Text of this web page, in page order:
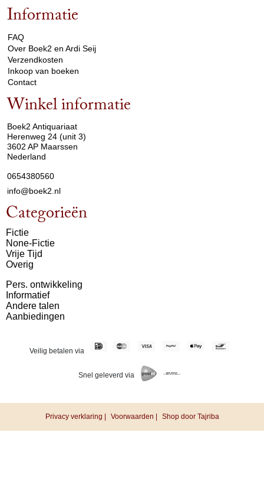
Informatie
FAQ
Over Boek2 en Ardi Seij
Verzendkosten
Inkoop van boeken
Contact
Winkel informatie
Boek2 Antiquariaat
Herenweg 24 (unit 3)
3602 AP Maarssen
Nederland
0654380560
info@boek2.nl
Categorieën
Fictie
None-Fictie
Vrije Tijd
Overig
Pers. ontwikkeling
Informatief
Andere talen
Aanbiedingen
Veilig betalen via
Snel geleverd via
Privacy verklaring | Voorwaarden | Shop door Tajriba